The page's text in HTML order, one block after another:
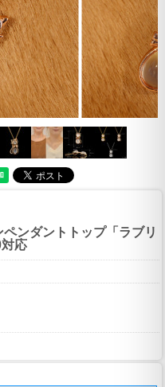
ダントトップ「ラブリ
対応